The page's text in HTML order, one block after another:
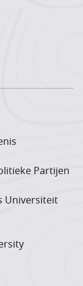
Partijen
Universiteit